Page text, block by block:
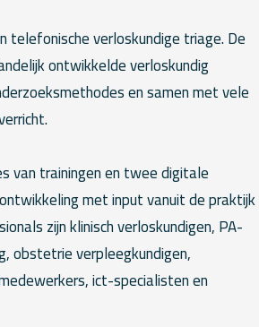
verloskundige triage. De
ontwikkelde verloskundig
en samen met vele
van trainingen en twee digitale
met input vanuit de praktijk
zijn klinisch verloskundigen, PA-
obstetrie verpleegkundigen,
ict-specialisten en